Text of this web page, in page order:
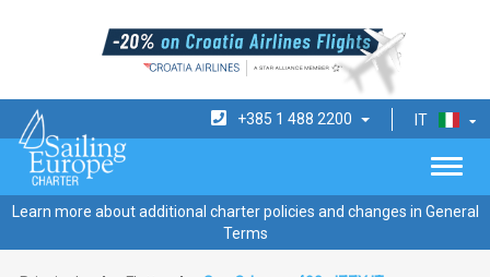
IT
+385 1 488 2200
Learn more about additional charter policies and changes in General
Terms